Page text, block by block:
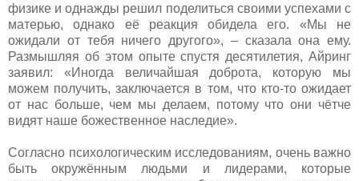
физике и однажды решил поделиться своими успехами с
матерью, однако её реакция обидела его. «Мы не
ожидали от тебя ничего другого», – сказала она ему.
Размышляя об этом опыте спустя десятилетия, Айринг
заявил: «Иногда величайшая доброта, которую мы
можем получить, заключается в том, что кто-то ожидает
от нас больше, чем мы делаем, потому что они чётче
видят наше божественное наследие».
Согласно психологическим исследованиям, очень важно
быть окружённым людьми и лидерами, которые